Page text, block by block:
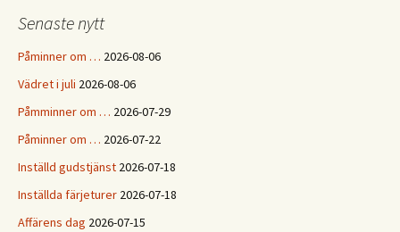
Senaste nytt
Påminner om … 2026-08-06
Vädret i juli 2026-08-06
Påmminner om … 2026-07-29
Påminner om … 2026-07-22
Inställd gudstjänst 2026-07-18
Inställda färjeturer 2026-07-18
Affärens dag 2026-07-15